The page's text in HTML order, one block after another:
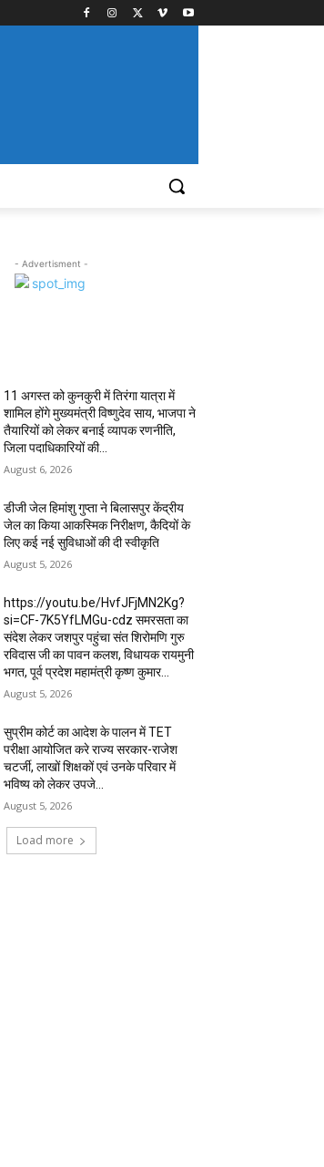
- Advertisment -
11 अगस्त को कुनकुरी में तिरंगा यात्रा में
शामिल होंगे मुख्यमंत्री विष्णुदेव साय, भाजपा ने
तैयारियों को लेकर बनाई व्यापक रणनीति,
जिला पदाधिकारियों की...
August 6, 2026
डीजी जेल हिमांशु गुप्ता ने बिलासपुर केंद्रीय
जेल का किया आकस्मिक निरीक्षण, कैदियों के
लिए कई नई सुविधाओं की दी स्वीकृति
August 5, 2026
https://youtu.be/HvfJFjMN2Kg?
si=CF-7K5YfLMGu-cdz समरसता का
संदेश लेकर जशपुर पहुंचा संत शिरोमणि गुरु
रविदास जी का पावन कलश, विधायक रायमुनी
भगत, पूर्व प्रदेश महामंत्री कृष्ण कुमार...
August 5, 2026
सुप्रीम कोर्ट का आदेश के पालन में TET
परीक्षा आयोजित करे राज्य सरकार-राजेश
चटर्जी, लाखों शिक्षकों एवं उनके परिवार में
भविष्य को लेकर उपजे...
August 5, 2026
Load more